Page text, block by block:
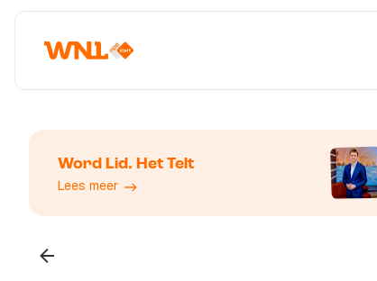
Word Lid. Het Telt
Lees meer